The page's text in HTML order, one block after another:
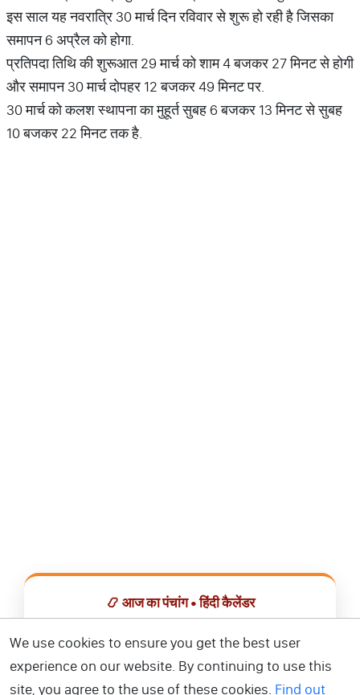
इस साल यह नवरात्रि 30 मार्च दिन रविवार से शुरू हो रही है जिसका
समापन 6 अप्रैल को होगा.
प्रतिपदा तिथि की शुरूआत 29 मार्च को शाम 4 बजकर 27 मिनट से होगी
और समापन 30 मार्च दोपहर 12 बजकर 49 मिनट पर.
30 मार्च को कलश स्थापना का मुहूर्त सुबह 6 बजकर 13 मिनट से सुबह
10 बजकर 22 मिनट तक है.
📿 आज का पंचांग • हिंदी कैलेंडर
📅 हिंदी कैलेंडर ऐप डाउनलोड करें
We use cookies to ensure you get the best user
experience on our website. By continuing to use this
site, you agree to the use of these cookies. Find out